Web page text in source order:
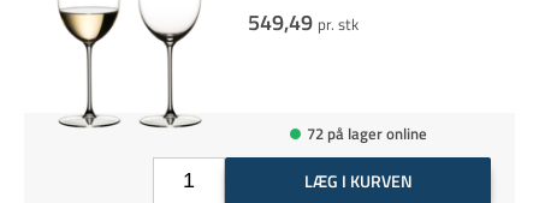
549,49 pr. stk
72 på lager online
LÆG I KURVEN